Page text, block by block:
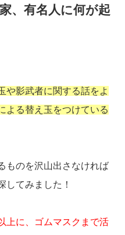
、有名人に何が起
や影武者に関する話をよ
よる替え玉をつけている
ものを沢山出さなければ
してみました！
上に、ゴムマスクまで活